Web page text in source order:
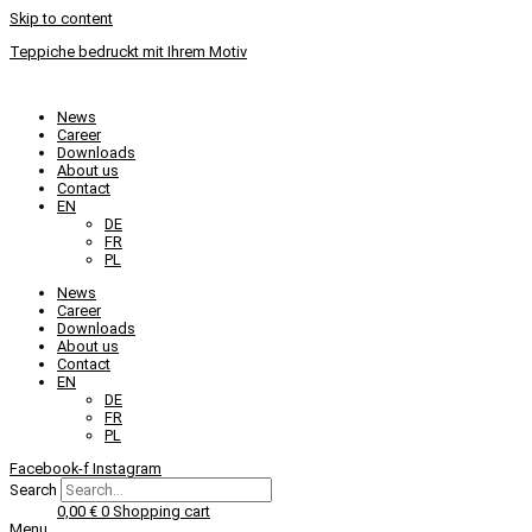
Skip to content
Teppiche bedruckt mit Ihrem Motiv
News
Career
Downloads
About us
Contact
EN
DE
FR
PL
News
Career
Downloads
About us
Contact
EN
DE
FR
PL
Facebook-f Instagram
Search
0,00 € 0 Shopping cart